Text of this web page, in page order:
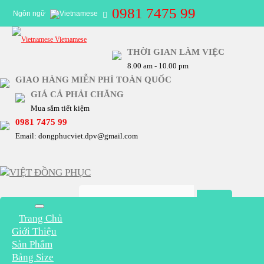
Ngôn ngữ
Vietnamese
0981 7475 99
THỜI GIAN LÀM VIỆC
8.00 am - 10.00 pm
GIAO HÀNG MIỄN PHÍ TOÀN QUỐC
GIÁ CẢ PHẢI CHĂNG
Mua sắm tiết kiệm
0981 7475 99
Email: dongphucviet.dpv@gmail.com
Trang Chủ
Giới Thiệu
Sản Phẩm
Bảng Size